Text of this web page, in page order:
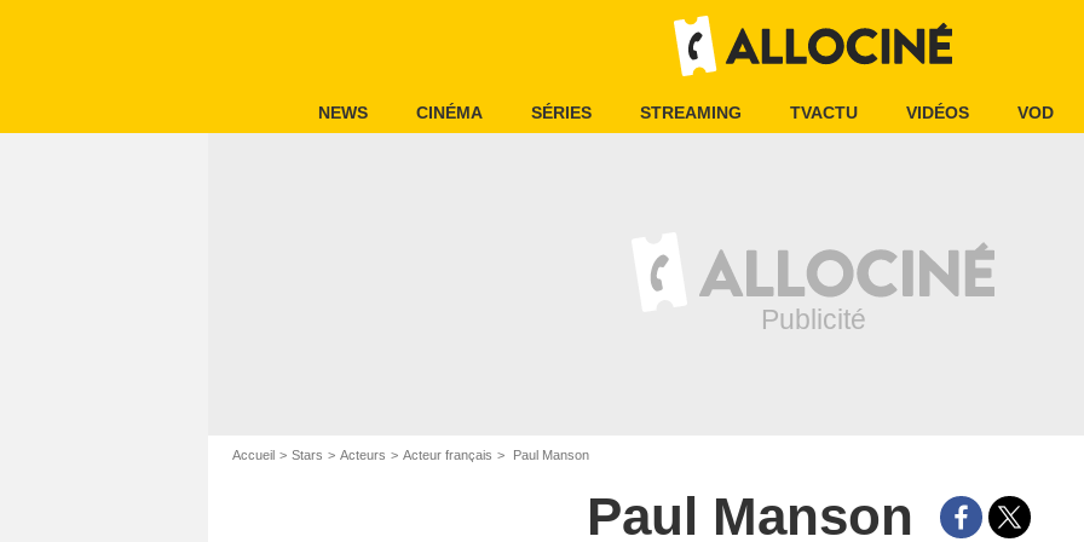
NEWS CINÉMA SÉRIES STREAMING TVACTU VIDÉOS VOD
Accueil Stars Acteurs Acteur français Paul Manson
Paul Manson